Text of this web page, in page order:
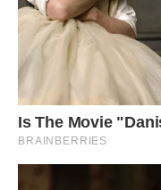
Коли вони підходили
ліжку, на столі були
туфельки, велика
зупинилася, потім